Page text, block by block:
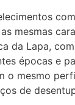
mesmas
da Lapa,
épocas e
o mesmo
de